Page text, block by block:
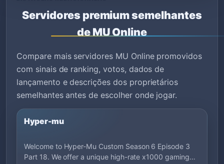
Servidores premium semelhantes
de MU Online
Compare mais servidores MU Online promovidos
com sinais de ranking, votos, dados de
lançamento e descrições dos proprietários
semelhantes antes de escolher onde jogar.
Hyper-mu
Welcome to Hyper-Mu Custom Season 6 Episode 3
Part 18. We offer a unique high-rate x1000 gaming…